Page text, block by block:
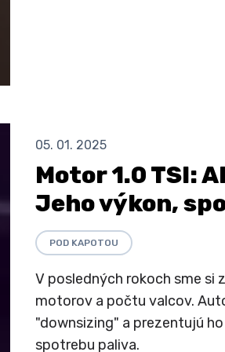
05. 01. 2025
Motor 1.0 TSI:
Jeho výkon,
POD KAPOTOU
V posledných rokoch sme si
motorov a počtu valcov.
"downsizing" a prezentujú
spotrebu paliva.